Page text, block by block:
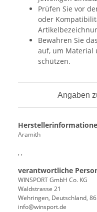
Prüfen Sie vor
oder
Bewahren Sie
auf, um Material
schützen.
Angaben
Aramith
, ,
verantwortliche
WINSPORT GmbH Co. KG
Waldstrasse 21
Wehringen, Deutschland,
info@winsport.de